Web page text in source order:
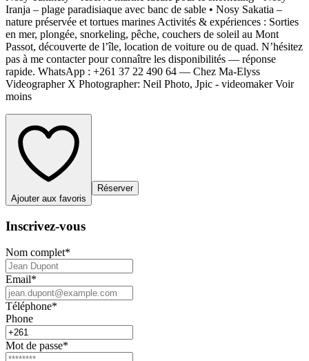
Iranja – plage paradisiaque avec banc de sable • Nosy Sakatia –
nature préservée et tortues marines Activités & expériences : Sorties
en mer, plongée, snorkeling, pêche, couchers de soleil au Mont
Passot, découverte de l’île, location de voiture ou de quad. N’hésitez
pas à me contacter pour connaître les disponibilités — réponse
rapide. WhatsApp : +261 37 22 490 64 — Chez Ma-Elyss
Videographer X Photographer: Neil Photo, Jpic - videomaker Voir
moins
Ajouter aux favoris
Réserver
Inscrivez-vous
Nom complet*
Email*
Téléphone*
Phone
Mot de passe*